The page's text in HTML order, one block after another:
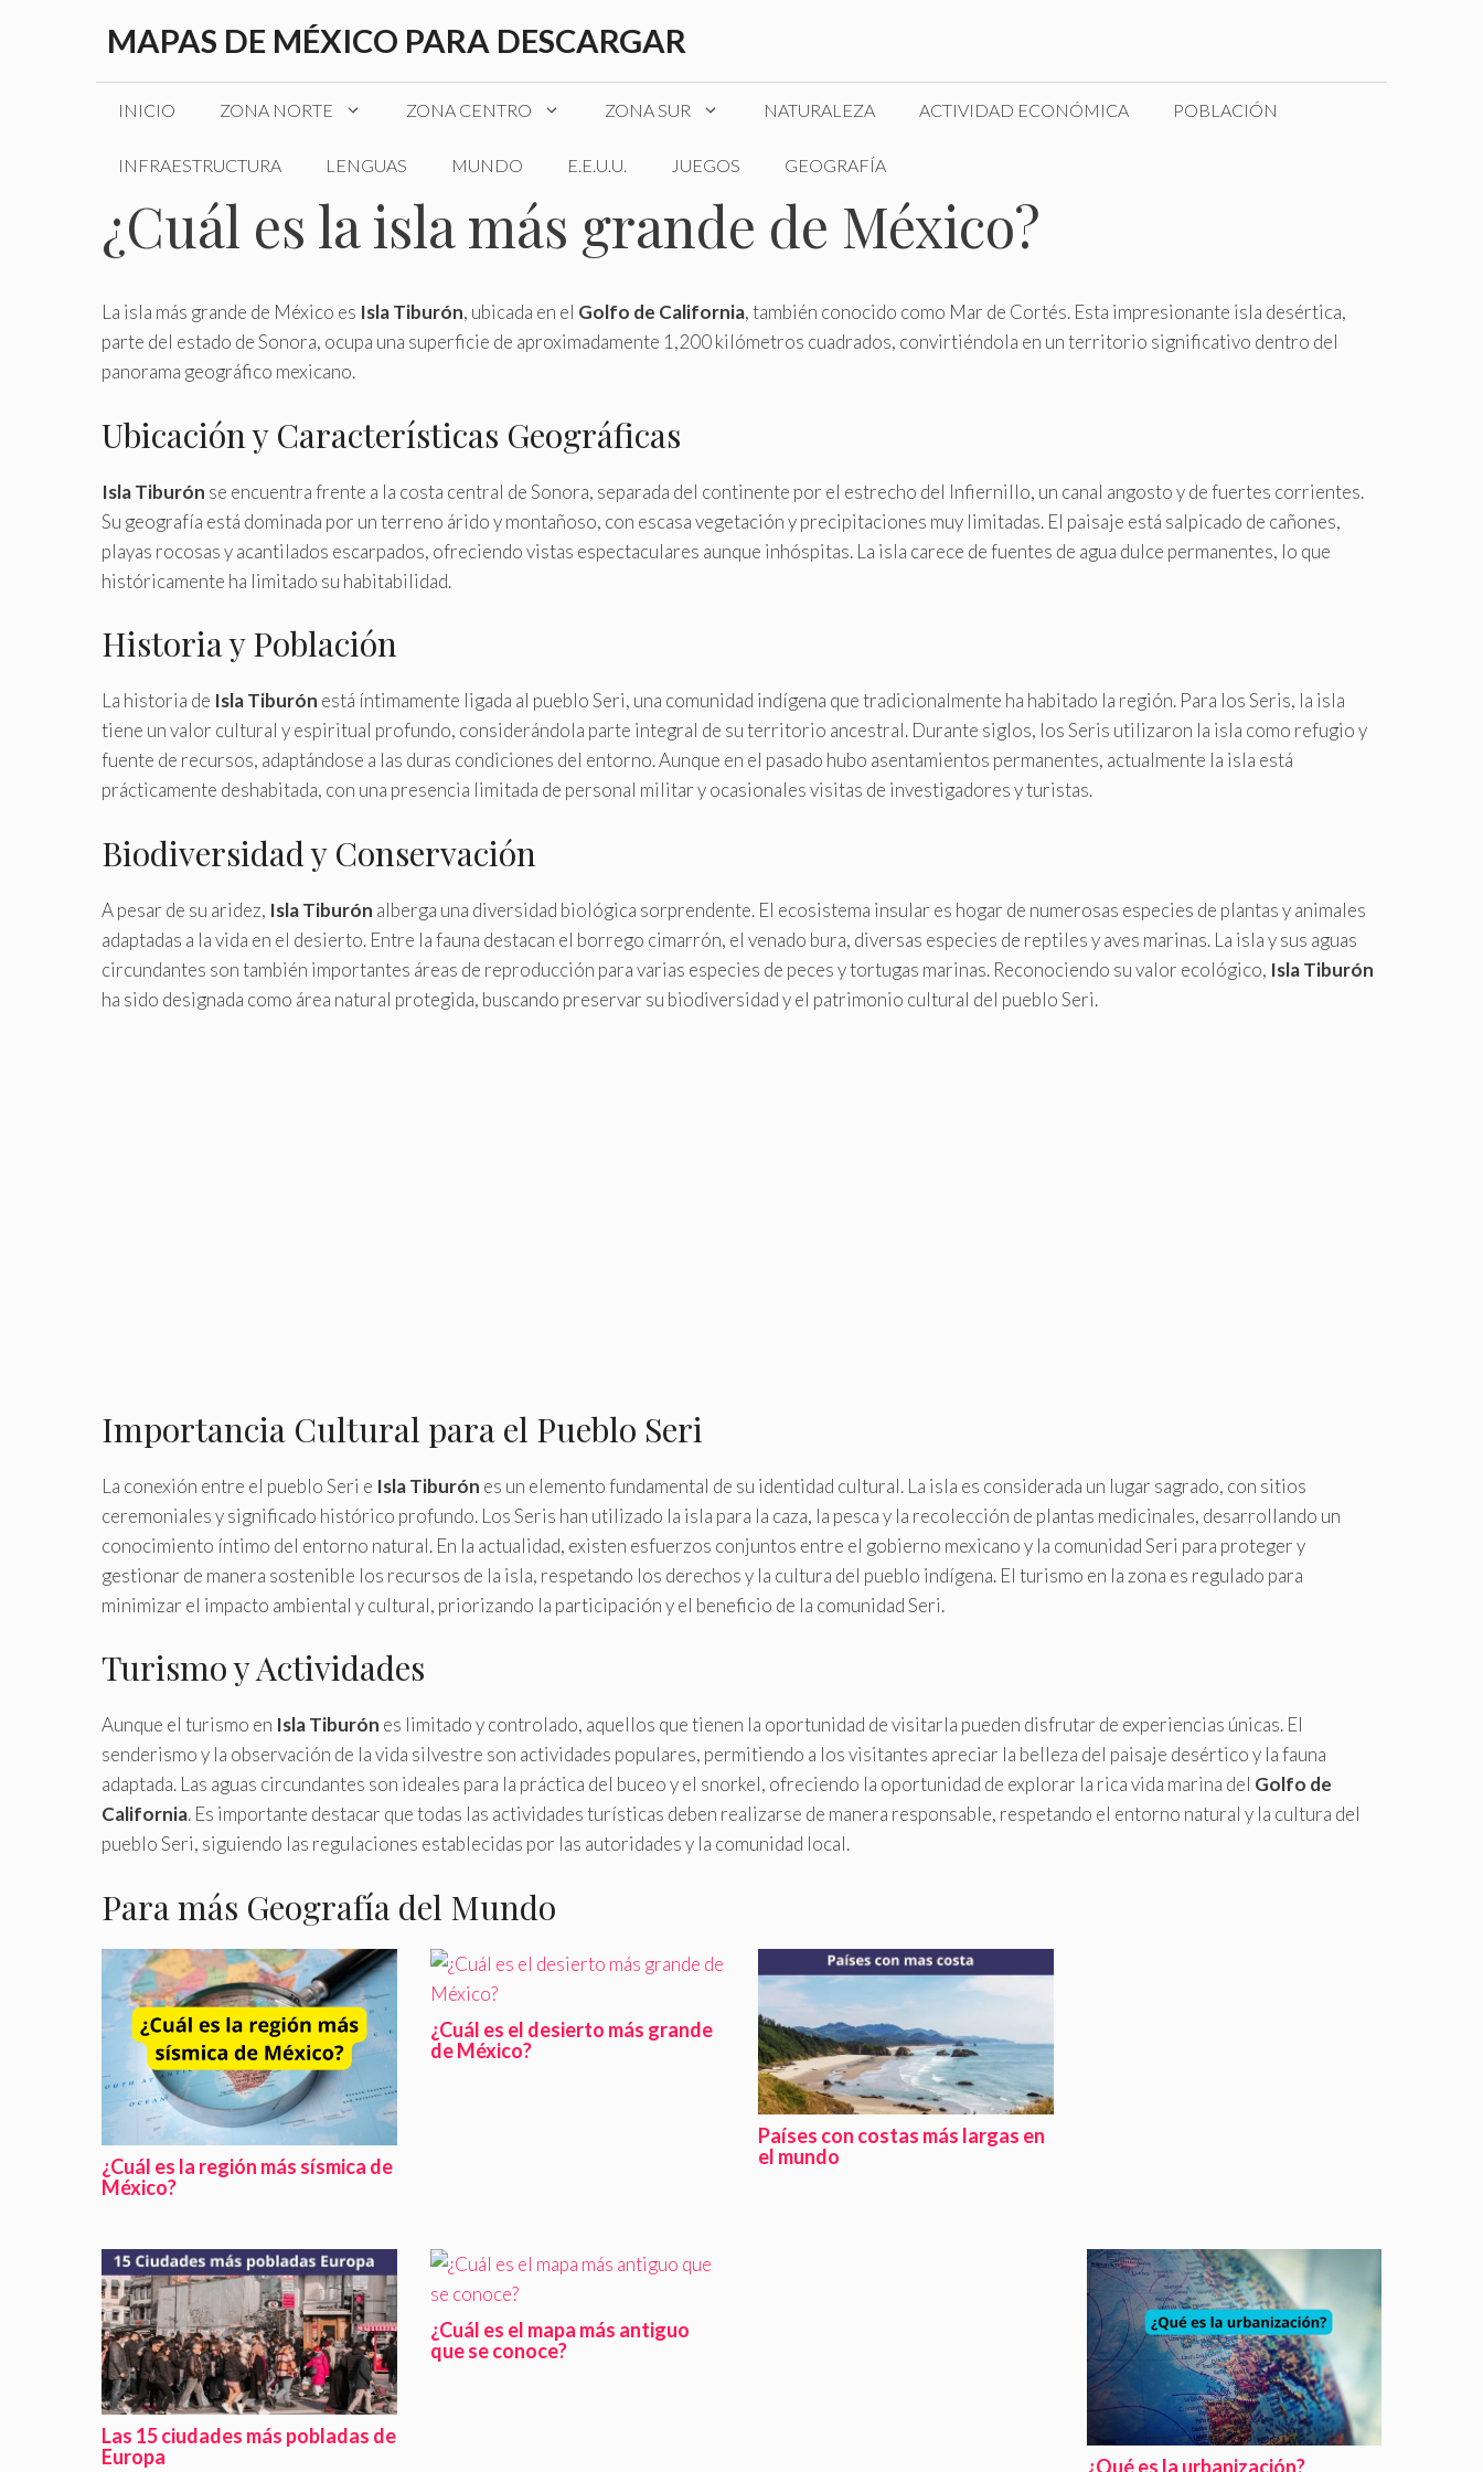
MAPAS DE MÉXICO PARA DESCARGAR
INICIO ZONA NORTE ZONA CENTRO ZONA SUR NATURALEZA ACTIVIDAD ECONÓMICA POBLACIÓN
INFRAESTRUCTURA LENGUAS MUNDO E.E.U.U. JUEGOS GEOGRAFÍA
¿Cuál es la isla más grande de México?
La isla más grande de México es Isla Tiburón, ubicada en el Golfo de California, también conocido como Mar de Cortés. Esta impresionante isla desértica,
parte del estado de Sonora, ocupa una superficie de aproximadamente 1,200 kilómetros cuadrados, convirtiéndola en un territorio significativo dentro del
panorama geográfico mexicano.
Ubicación y Características Geográficas
Isla Tiburón se encuentra frente a la costa central de Sonora, separada del continente por el estrecho del Infiernillo, un canal angosto y de fuertes corrientes.
Su geografía está dominada por un terreno árido y montañoso, con escasa vegetación y precipitaciones muy limitadas. El paisaje está salpicado de cañones,
playas rocosas y acantilados escarpados, ofreciendo vistas espectaculares aunque inhóspitas. La isla carece de fuentes de agua dulce permanentes, lo que
históricamente ha limitado su habitabilidad.
Historia y Población
La historia de Isla Tiburón está íntimamente ligada al pueblo Seri, una comunidad indígena que tradicionalmente ha habitado la región. Para los Seris, la isla
tiene un valor cultural y espiritual profundo, considerándola parte integral de su territorio ancestral. Durante siglos, los Seris utilizaron la isla como refugio y
fuente de recursos, adaptándose a las duras condiciones del entorno. Aunque en el pasado hubo asentamientos permanentes, actualmente la isla está
prácticamente deshabitada, con una presencia limitada de personal militar y ocasionales visitas de investigadores y turistas.
Biodiversidad y Conservación
A pesar de su aridez, Isla Tiburón alberga una diversidad biológica sorprendente. El ecosistema insular es hogar de numerosas especies de plantas y animales
adaptadas a la vida en el desierto. Entre la fauna destacan el borrego cimarrón, el venado bura, diversas especies de reptiles y aves marinas. La isla y sus aguas
circundantes son también importantes áreas de reproducción para varias especies de peces y tortugas marinas. Reconociendo su valor ecológico, Isla Tiburón
ha sido designada como área natural protegida, buscando preservar su biodiversidad y el patrimonio cultural del pueblo Seri.
Importancia Cultural para el Pueblo Seri
La conexión entre el pueblo Seri e Isla Tiburón es un elemento fundamental de su identidad cultural. La isla es considerada un lugar sagrado, con sitios
ceremoniales y significado histórico profundo. Los Seris han utilizado la isla para la caza, la pesca y la recolección de plantas medicinales, desarrollando un
conocimiento íntimo del entorno natural. En la actualidad, existen esfuerzos conjuntos entre el gobierno mexicano y la comunidad Seri para proteger y
gestionar de manera sostenible los recursos de la isla, respetando los derechos y la cultura del pueblo indígena. El turismo en la zona es regulado para
minimizar el impacto ambiental y cultural, priorizando la participación y el beneficio de la comunidad Seri.
Turismo y Actividades
Aunque el turismo en Isla Tiburón es limitado y controlado, aquellos que tienen la oportunidad de visitarla pueden disfrutar de experiencias únicas. El
senderismo y la observación de la vida silvestre son actividades populares, permitiendo a los visitantes apreciar la belleza del paisaje desértico y la fauna
adaptada. Las aguas circundantes son ideales para la práctica del buceo y el snorkel, ofreciendo la oportunidad de explorar la rica vida marina del Golfo de
California. Es importante destacar que todas las actividades turísticas deben realizarse de manera responsable, respetando el entorno natural y la cultura del
pueblo Seri, siguiendo las regulaciones establecidas por las autoridades y la comunidad local.
Para más Geografía del Mundo
¿Cuál es la región más sísmica de
México?
¿Cuál es el desierto más grande
de México?
Países con costas más largas en
el mundo
Las 15 ciudades más pobladas de
Europa
¿Cuál es el mapa más antiguo
que se conoce?
¿Qué es la urbanización?